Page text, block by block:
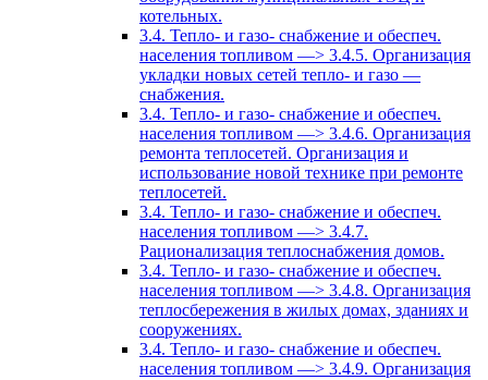
котельных.
3.4. Тепло- и газо- снабжение и обеспеч.
населения топливом —> 3.4.5. Организация
укладки новых сетей тепло- и газо —
снабжения.
3.4. Тепло- и газо- снабжение и обеспеч.
населения топливом —> 3.4.6. Организация
ремонта теплосетей. Организация и
использование новой технике при ремонте
теплосетей.
3.4. Тепло- и газо- снабжение и обеспеч.
населения топливом —> 3.4.7.
Рационализация теплоснабжения домов.
3.4. Тепло- и газо- снабжение и обеспеч.
населения топливом —> 3.4.8. Организация
теплосбережения в жилых домах, зданиях и
сооружениях.
3.4. Тепло- и газо- снабжение и обеспеч.
населения топливом —> 3.4.9. Организация